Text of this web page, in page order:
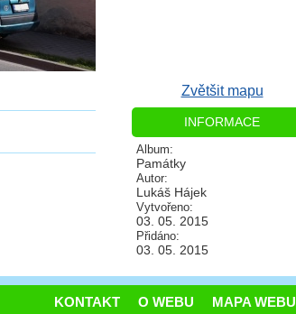
Zvětšit mapu
INFORMACE
Album:
Památky
Autor:
Lukáš Hájek
Vytvořeno:
03. 05. 2015
Přidáno:
03. 05. 2015
MAPA WEBU
O WEBU
KONTAKT